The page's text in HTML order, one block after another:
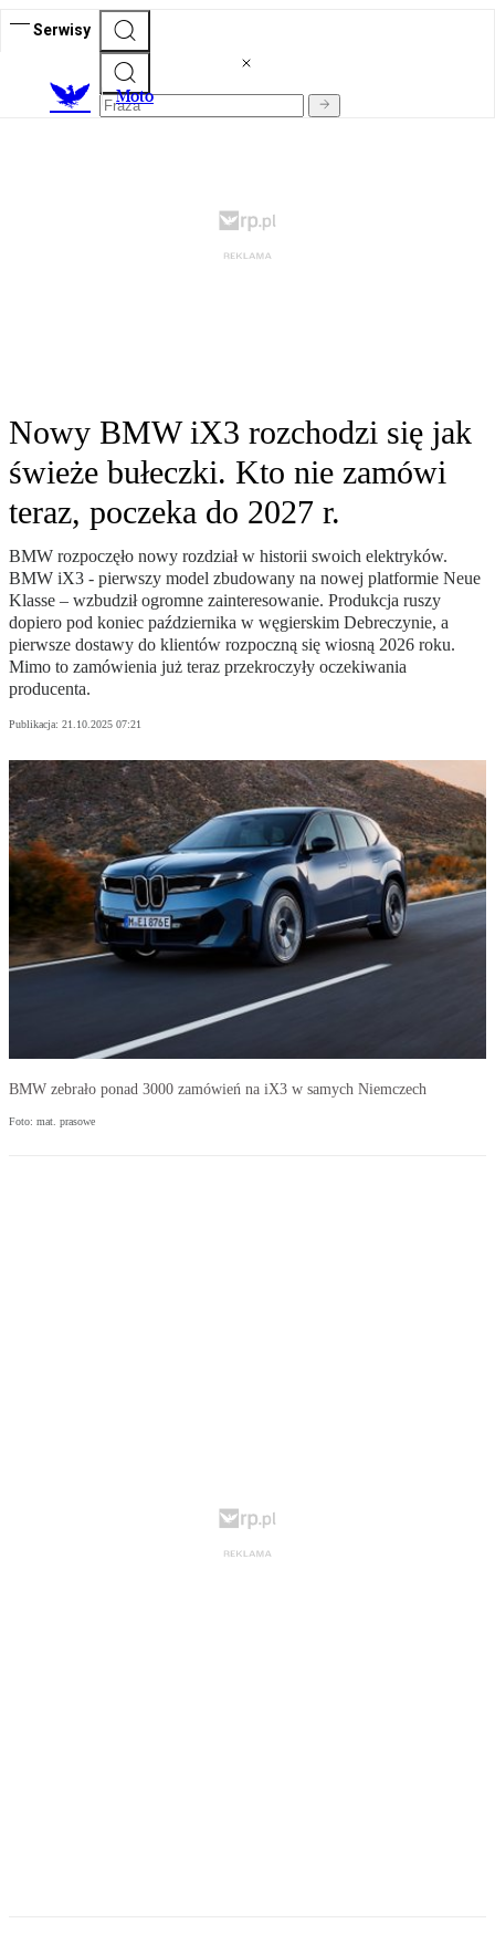
Serwisy
Moto
Nowy BMW iX3 rozchodzi się jak
świeże bułeczki. Kto nie zamówi
teraz, poczeka do 2027 r.
BMW rozpoczęło nowy rozdział w historii swoich elektryków.
BMW iX3 - pierwszy model zbudowany na nowej platformie Neue
Klasse – wzbudził ogromne zainteresowanie. Produkcja ruszy
dopiero pod koniec października w węgierskim Debreczynie, a
pierwsze dostawy do klientów rozpoczną się wiosną 2026 roku.
Mimo to zamówienia już teraz przekroczyły oczekiwania
producenta.
Publikacja: 21.10.2025 07:21
BMW zebrało ponad 3000 zamówień na iX3 w samych Niemczech
Foto: mat. prasowe